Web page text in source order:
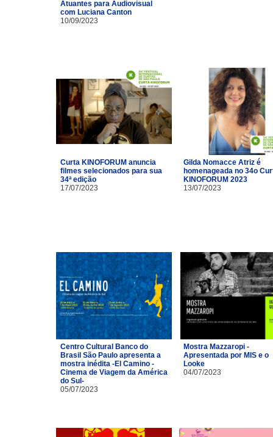
Atuantes para Audiovisual
com Luciana Canton
10/09/2023
Curta KINOFORUM anuncia
filmes selecionados para sua
34ª edição
17/07/2023
Gilda Nomacce Atriz é
homenageada no 34o
KINOFORUM 2023
13/07/2023
Centro Cultural Banco do
Brasil São Paulo apresenta a
mostra inédita -El Camino -
Cinema de Viagem da América
do Sul-
05/07/2023
Mostra Mazzaropi -
Apresentada por MIS e o
Looke
04/07/2023